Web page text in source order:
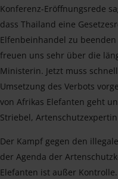
Konferenz-Eröffnungsrede
dass Thailand eine
Elfenbeinhandel zu
freuen uns sehr über die
Ministerin. Jetzt muss
Umsetzung des Verbots
von Afrikas Elefanten geht
Striebel,
Der Kampf gegen den
der Agenda der
Elefanten ist außer